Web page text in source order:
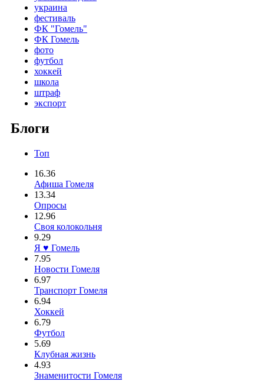
украина
фестиваль
ФК "Гомель"
ФК Гомель
фото
футбол
хоккей
школа
штраф
экспорт
Блоги
Топ
16.36
Афиша Гомеля
13.34
Опросы
12.96
Своя колокольня
9.29
Я ♥ Гомель
7.95
Новости Гомеля
6.97
Транспорт Гомеля
6.94
Хоккей
6.79
Футбол
5.69
Клубная жизнь
4.93
Знаменитости Гомеля